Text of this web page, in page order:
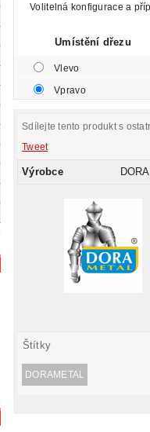
Volitelná konfigurace a
Umístění dřezu
Vlevo
Vpravo
Sdílejte tento produkt s
Tweet
Výrobce
Štítky
DORAMETAL